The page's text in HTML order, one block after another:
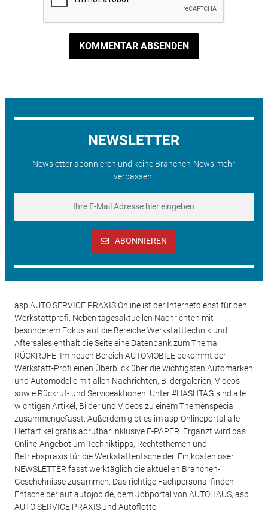
KOMMENTAR ABSENDEN
NEWSLETTER
Newsletter abonnieren und keine Branchen-News mehr
verpassen.
ABONNIEREN
asp AUTO SERVICE PRAXIS Online ist der Internetdienst für den
Werkstattprofi. Neben tagesaktuellen Nachrichten mit
besonderem Fokus auf die Bereiche Werkstatttechnik und
Aftersales enthält die Seite eine Datenbank zum Thema
RÜCKRUFE. Im neuen Bereich AUTOMOBILE bekommt der
Werkstatt-Profi einen Überblick über die wichtigsten Automarken
und Automodelle mit allen Nachrichten, Bildergalerien, Videos
sowie Rückruf- und Serviceaktionen. Unter #HASHTAG sind alle
wichtigen Artikel, Bilder und Videos zu einem Themenspecial
zusammengefasst. Außerdem gibt es im asp-Onlineportal alle
Heftartikel gratis abrufbar inklusive E-PAPER. Ergänzt wird das
Online-Angebot um Techniktipps, Rechtsthemen und
Betriebspraxis für die Werkstattentscheider. Ein kostenloser
NEWSLETTER fasst werktäglich die aktuellen Branchen-
Geschehnisse zusammen. Das richtige Fachpersonal finden
Entscheider auf autojob.de, dem Jobportal von AUTOHAUS, asp
AUTO SERVICE PRAXIS und Autoflotte.